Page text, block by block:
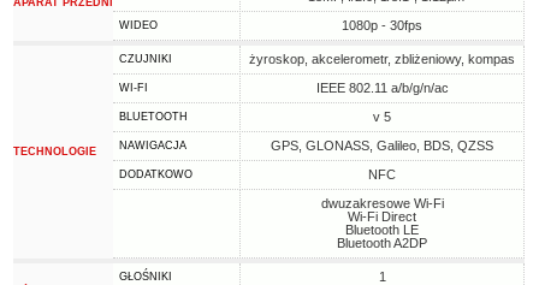
APARAT PRZEDNI
WIDEO 1080p - 30fps
TECHNOLOGIE
CZUJNIKI żyroskop, akcelerometr, zbliżeniowy, kompas
WI-FI IEEE 802.11 a/b/g/n/ac
BLUETOOTH v 5
NAWIGACJA GPS, GLONASS, Galileo, BDS, QZSS
DODATKOWO
NFC
dwuzakresowe Wi-Fi
Wi-Fi Direct
Bluetooth LE
Bluetooth A2DP
GŁOŚNIKI 1